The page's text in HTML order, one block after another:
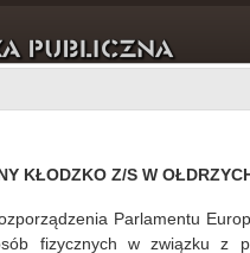
KŁODZKO Z/S W
Parlamentu
fizycznych w związku z